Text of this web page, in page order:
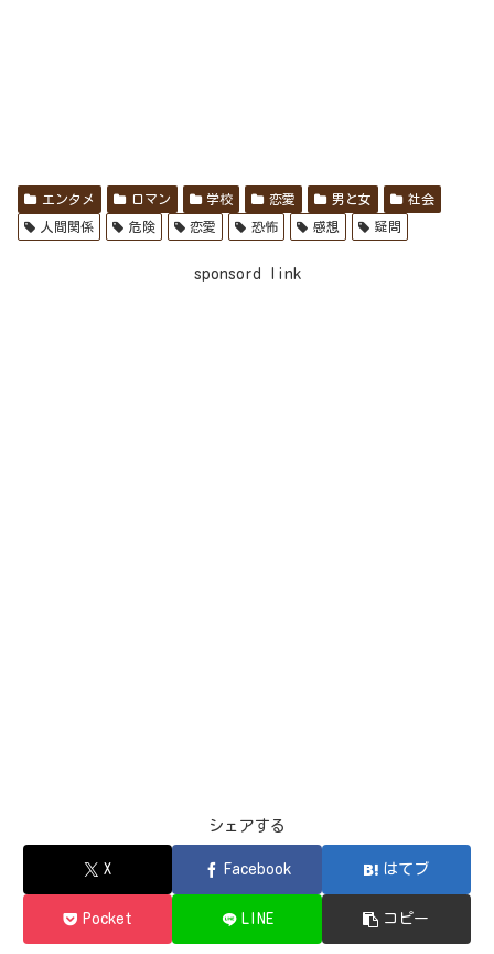
エンタメ ロマン 学校 恋愛 男と女 社会
人間関係 危険 恋愛 恐怖 感想 疑問
sponsord link
シェアする
X Facebook はてブ
Pocket LINE コピー